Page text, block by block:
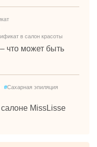
в салон красоты
что может быть
#Сахарная эпиляция
MissLisse